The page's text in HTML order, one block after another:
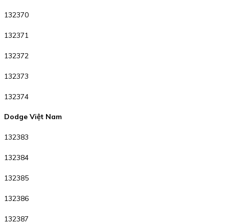
132370
132371
132372
132373
132374
Dodge Việt Nam
132383
132384
132385
132386
132387